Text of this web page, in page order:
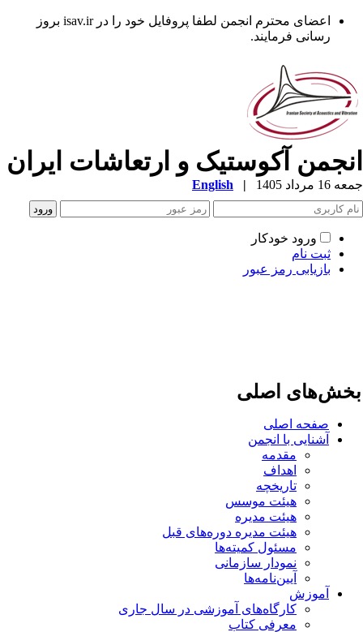
اعضای محترم انجمن لطفا پروفایل خود را در isav.ir بروز
رسانی فرمایند.
آکوستیک و ارتعاشات ایران
مرداد 1405 |
English
ورود خودکار
ثبت نام
بازیابی رمز عبور
اصلی
صفحه اصلی
آشنایی با انجمن
مقدمه
اهداف
تاریخچه
هیئت موسس
هیئت مدیره
هیئت مدیره دوره‌های قبل
مسئول کمیته‌ها
نمودار سازمانی
آیین‌نامه‌ها
آموزش
کارگاه‌های آموزشی در سال جاری
معرفی کتاب